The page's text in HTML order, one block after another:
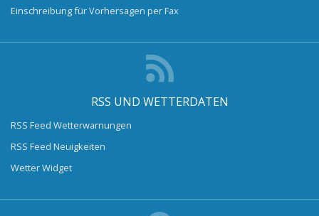
Einschreibung für Vorhersagen per Fax
RSS UND WETTERDATEN
RSS Feed Wetterwarnungen
RSS Feed Neuigkeiten
Wetter Widget